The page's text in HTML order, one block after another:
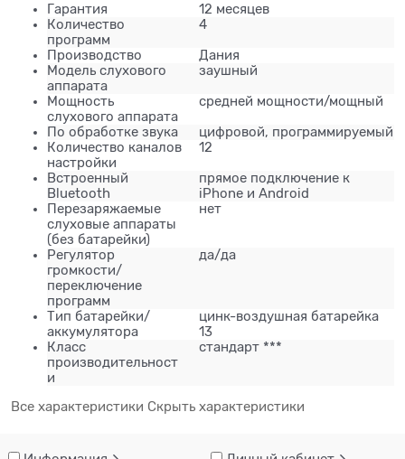
Гарантия
12 месяцев
Количество
программ
4
Производство
Дания
Модель слухового
аппарата
заушный
Мощность
слухового аппарата
средней мощности/мощный
По обработке звука
цифровой, программируемый
Количество каналов
настройки
12
Встроенный
Bluetooth
прямое подключение к
iPhone и Android
Перезаряжаемые
слуховые аппараты
(без батарейки)
нет
Регулятор
громкости/
переключение
программ
да/да
Тип батарейки/
аккумулятора
цинк-воздушная батарейка
13
Класс
производительност
и
стандарт ***
Все характеристики Скрыть характеристики